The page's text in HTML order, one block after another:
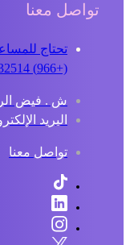
تواصل معنا
تحتاج للمساعدة؟
ش . فيض الرحمة
البريد الإلكتروني: help@tabibgroupapp.com
تواصل معنا